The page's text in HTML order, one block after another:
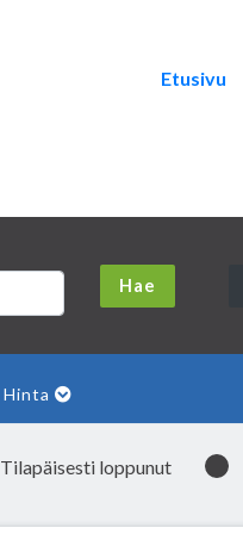
Etusivu
Hinta
Tilapäisesti loppunut